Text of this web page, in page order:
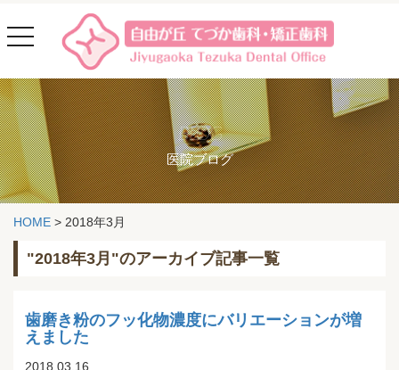
toggle
navigation
BLOG
医院ブログ
HOME > 2018年3月
"2018年3月"のアーカイブ記事一覧
歯磨き粉のフッ化物濃度にバリエーションが増
えました
2018.03.16